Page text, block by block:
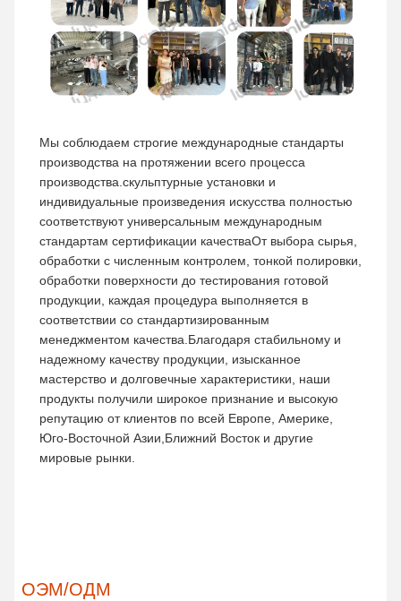
Мы соблюдаем строгие международные стандарты
производства на протяжении всего процесса
производства.скульптурные установки и
индивидуальные произведения искусства полностью
соответствуют универсальным международным
стандартам сертификации качестваОт выбора сырья,
обработки с численным контролем, тонкой полировки,
обработки поверхности до тестирования готовой
продукции, каждая процедура выполняется в
соответствии со стандартизированным
менеджментом качества.Благодаря стабильному и
надежному качеству продукции, изысканное
мастерство и долговечные характеристики, наши
продукты получили широкое признание и высокую
репутацию от клиентов по всей Европе, Америке,
Юго-Восточной Азии,Ближний Восток и другие
мировые рынки.
ОЭМ/ОДМ